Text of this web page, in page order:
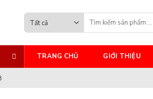
for:
TRANG CHỦ GIỚI THIỆU